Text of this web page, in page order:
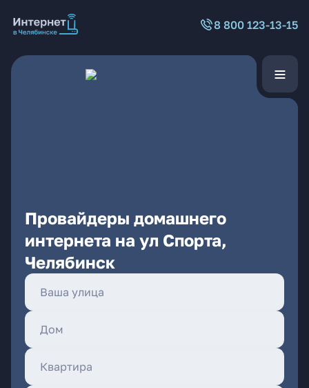
8 800 123-13-15
Провайдеры домашнего
интернета на ул Спорта,
Челябинск